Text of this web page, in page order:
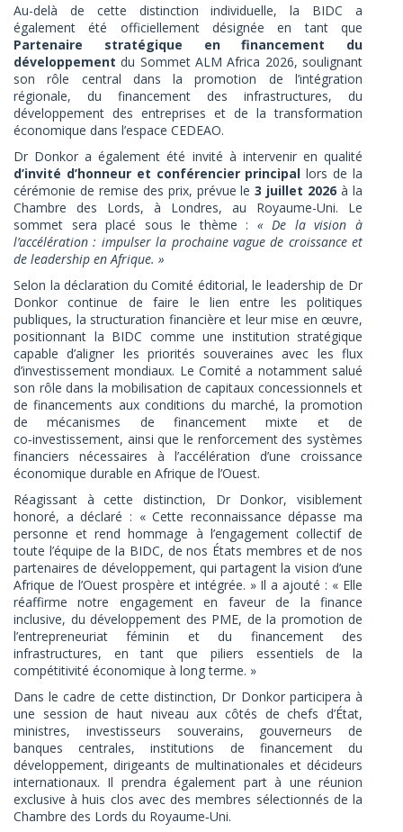
Au-delà de cette distinction individuelle, la BIDC a
également été officiellement désignée en tant que
Partenaire stratégique en financement du
développement du Sommet ALM Africa 2026, soulignant
son rôle central dans la promotion de l’intégration
régionale, du financement des infrastructures, du
développement des entreprises et de la transformation
économique dans l’espace CEDEAO.
Dr Donkor a également été invité à intervenir en qualité
d’invité d’honneur et conférencier principal lors de la
cérémonie de remise des prix, prévue le3 juillet 2026 à la
Chambre des Lords, à Londres, au Royaume-Uni. Le
sommet sera placé sous le thème : « De la vision à
l’accélération : impulser la prochaine vague de croissance et
de leadership en Afrique. »
Selon la déclaration du Comité éditorial, le leadership de Dr
Donkor continue de faire le lien entre les politiques
publiques, la structuration financière et leur mise en œuvre,
positionnant la BIDC comme une institution stratégique
capable d’aligner les priorités souveraines avec les flux
d’investissement mondiaux. Le Comité a notamment salué
son rôle dans la mobilisation de capitaux concessionnels et
de financements aux conditions du marché, la promotion
de mécanismes de financement mixte et de
co‑investissement, ainsi que le renforcement des systèmes
financiers nécessaires à l’accélération d’une croissance
économique durable en Afrique de l’Ouest.
Réagissant à cette distinction, Dr Donkor, visiblement
honoré, a déclaré : « Cette reconnaissance dépasse ma
personne et rend hommage à l’engagement collectif de
toute l’équipe de la BIDC, de nos États membres et de nos
partenaires de développement, qui partagent la vision d’une
Afrique de l’Ouest prospère et intégrée. » Il a ajouté : « Elle
réaffirme notre engagement en faveur de la finance
inclusive, du développement des PME, de la promotion de
l’entrepreneuriat féminin et du financement des
infrastructures, en tant que piliers essentiels de la
compétitivité économique à long terme. »
Dans le cadre de cette distinction, Dr Donkor participera à
une session de haut niveau aux côtés de chefs d’État,
ministres, investisseurs souverains, gouverneurs de
banques centrales, institutions de financement du
développement, dirigeants de multinationales et décideurs
internationaux. Il prendra également part à une réunion
exclusive à huis clos avec des membres sélectionnés de la
Chambre des Lords du Royaume‑Uni.